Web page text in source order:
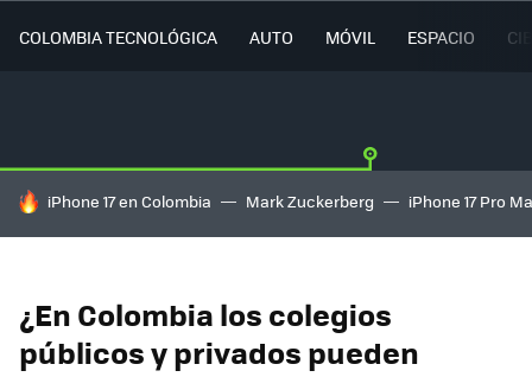
COLOMBIA TECNOLÓGICA AUTO MÓVIL ESPACIO
HOY SE HABLA DE
iPhone 17 en Colombia Mark Zuckerberg iPhone 17 Pro
¿En Colombia los colegios
públicos y privados pueden